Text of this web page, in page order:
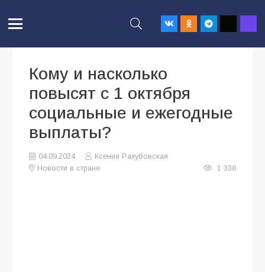
Кому и насколько
повысят с 1 октября
социальные и ежегодные
выплаты?
04.09.2024
Ксения Рахубовская
Новости в стране
1 338